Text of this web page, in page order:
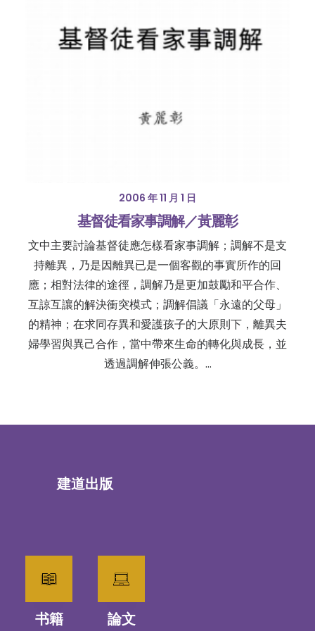
2006 年 11 月 1 日
基督徒看家事調解／黃麗彰
文中主要討論基督徒應怎樣看家事調解；調解不是支
持離異，乃是因離異已是一個客觀的事實所作的回
應；相對法律的途徑，調解乃是更加鼓勵和平合作、
互諒互讓的解決衝突模式；調解倡議「永遠的父母」
的精神；在求同存異和愛護孩子的大原則下，離異夫
婦學習與異己合作，當中帶來生命的轉化與成長，並
透過調解伸張公義。…
建道出版
书籍 論文